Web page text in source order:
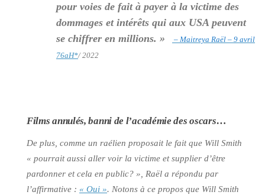
pour voies de fait à payer à la victime des
dommages et intérêts qui aux USA peuvent
se chiffrer en millions. »
– Maitreya Raël – 9 avril
76aH*/ 2022
Films annulés, banni de l’académie des oscars…
De plus, comme un raélien proposait le fait que Will Smith
« pourrait aussi aller voir la victime et supplier d’être
pardonner et cela en public? », Raël a répondu par
l’affirmative : « Oui ». Notons à ce propos que Will Smith